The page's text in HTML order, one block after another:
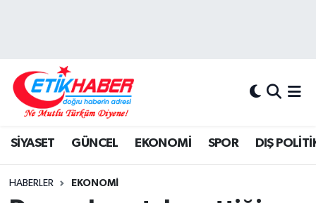
SİYASET GÜNCEL EKONOMİ SPOR DIŞ
HABERLER EKONOMİ
DIŞ POLİTİKA
Hava Durumu